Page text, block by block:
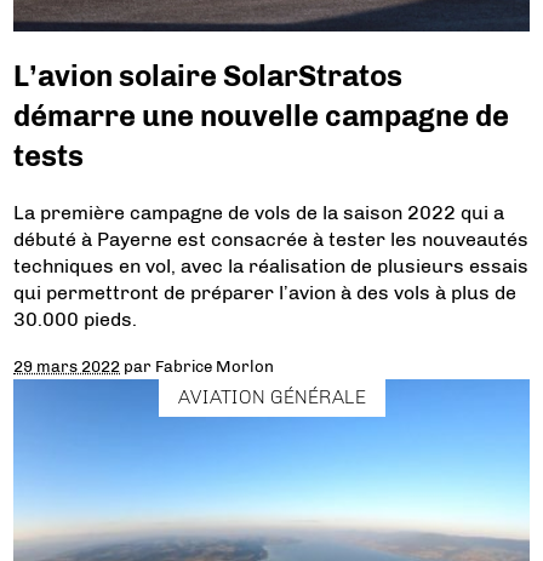
L’avion solaire SolarStratos
démarre une nouvelle campagne de
tests
La première campagne de vols de la saison 2022 qui a
débuté à Payerne est consacrée à tester les nouveautés
techniques en vol, avec la réalisation de plusieurs essais
qui permettront de préparer l’avion à des vols à plus de
30.000 pieds.
29 mars 2022 par Fabrice Morlon
AVIATION GÉNÉRALE